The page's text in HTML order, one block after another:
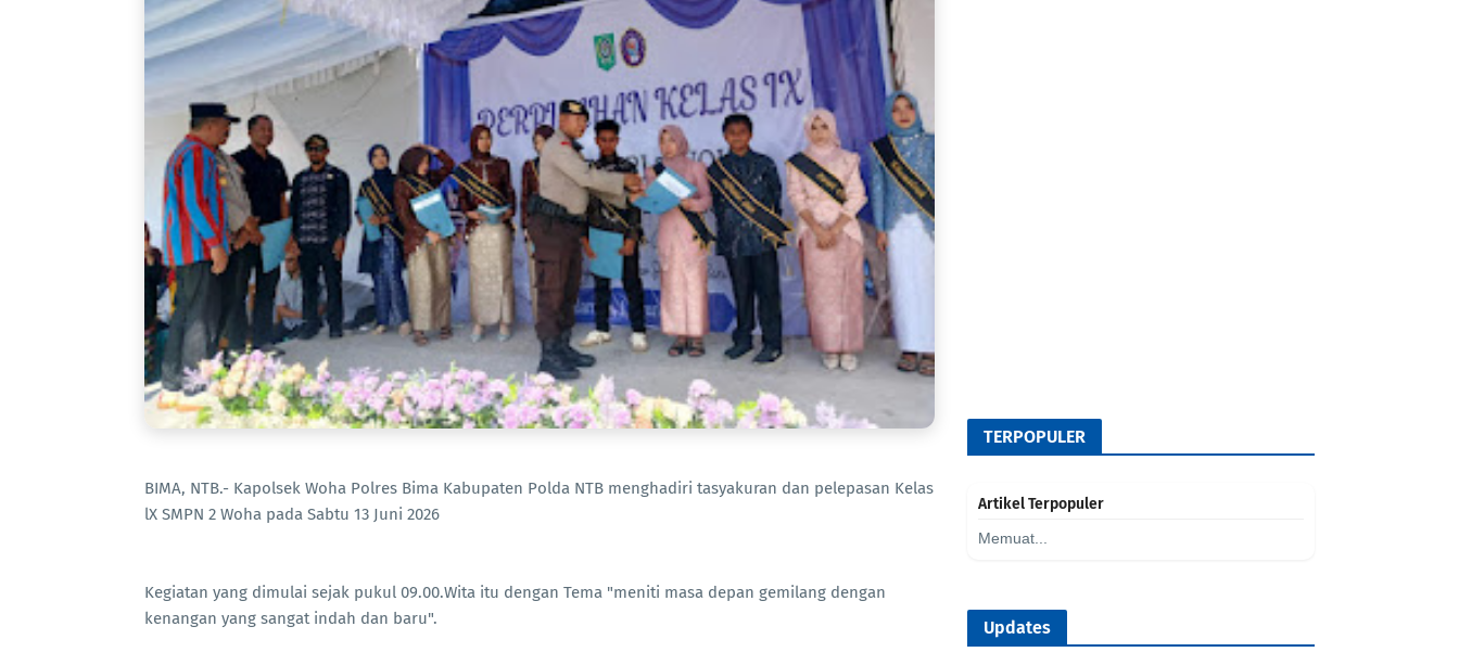
BIMA, NTB.- Kapolsek Woha Polres Bima Kabupaten Polda NTB menghadiri tasyakuran dan pelepasan Kelas
lX SMPN 2 Woha pada Sabtu 13 Juni 2026
Kegiatan yang dimulai sejak pukul 09.00.Wita itu dengan Tema "meniti masa depan gemilang dengan
kenangan yang sangat indah dan baru".
TERPOPULER
Artikel Terpopuler
Memuat...
Updates